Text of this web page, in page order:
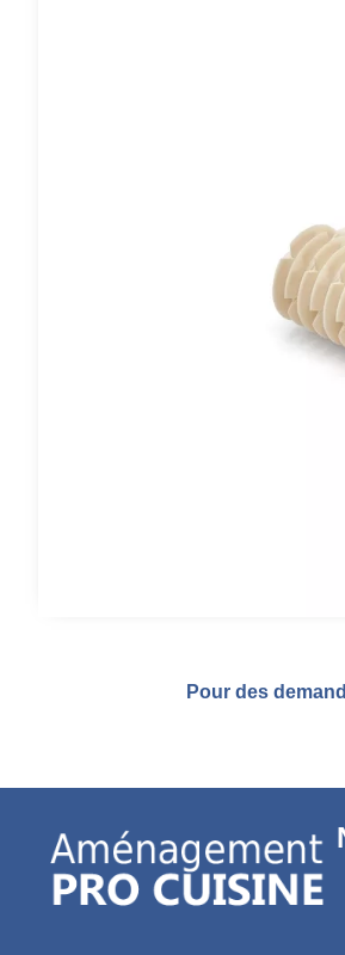
Pour des